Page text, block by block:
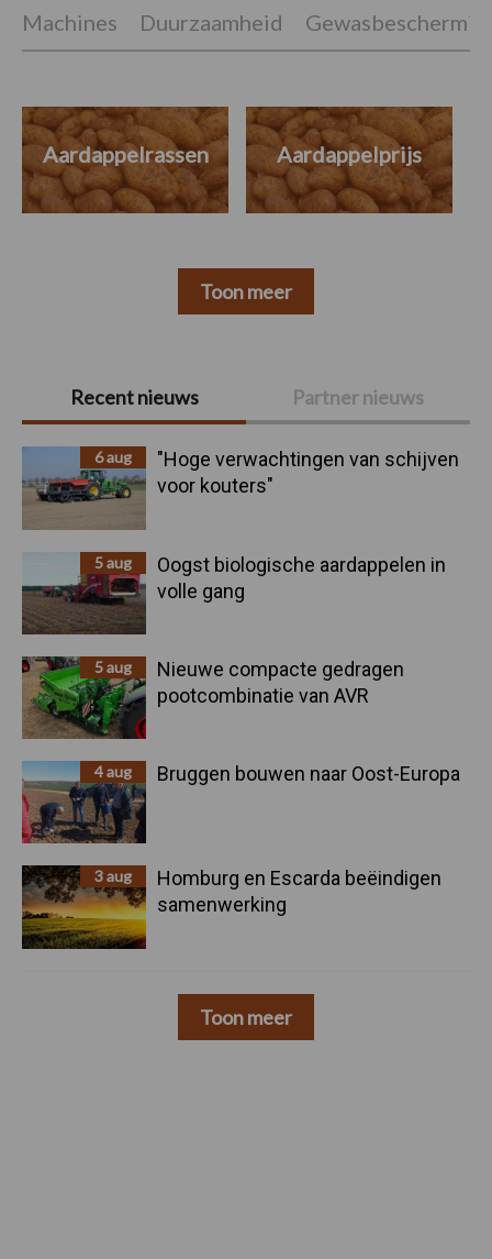
Primaire
Sidebar
Recent nieuws Partner nieuws
6 aug
"Hoge verwachtingen van schijven
voor kouters"
5 aug
Oogst biologische aardappelen in
volle gang
5 aug
Nieuwe compacte gedragen
pootcombinatie van AVR
4 aug Bruggen bouwen naar Oost-Europa
3 aug
Homburg en Escarda beëindigen
samenwerking
Toon meer
Machines Duurzaamheid
Aardappelrassen Aardappelprijs
Toon meer